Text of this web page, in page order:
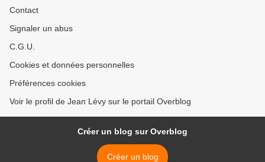
Contact
Signaler un abus
C.G.U.
Cookies et données personnelles
Préférences cookies
Voir le profil de Jean Lévy sur le portail Overblog
Créer un blog sur Overblog
Créer un blog